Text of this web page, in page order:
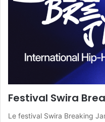
Festival Swira
Le festival Swira Breaking